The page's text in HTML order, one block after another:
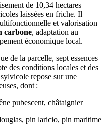
de 10,34 hectares
laissées en friche. Il
et valorisation
carbone, adaptation au
économique local.
de la parcelle, sept essences
des conditions locales et des
repose sur une
dont :
pubescent, châtaignier
pin laricio, pin maritime